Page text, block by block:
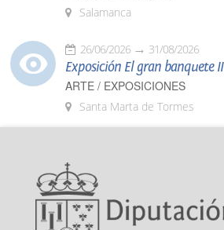
Salamanca
26/06/2026 31/08/2026
Exposición El gran banquete II
ARTE / EXPOSICIONES
Santa Marta de Tormes